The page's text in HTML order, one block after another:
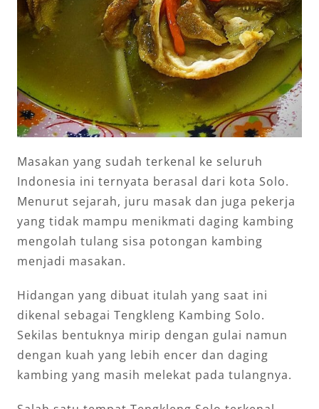
Masakan yang sudah terkenal ke seluruh
Indonesia ini ternyata berasal dari kota Solo.
Menurut sejarah, juru masak dan juga pekerja
yang tidak mampu menikmati daging kambing
mengolah tulang sisa potongan kambing
menjadi masakan.
Hidangan yang dibuat itulah yang saat ini
dikenal sebagai Tengkleng Kambing Solo.
Sekilas bentuknya mirip dengan gulai namun
dengan kuah yang lebih encer dan daging
kambing yang masih melekat pada tulangnya.